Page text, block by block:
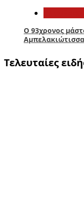
Ο 93χρονος
Τελευταίες